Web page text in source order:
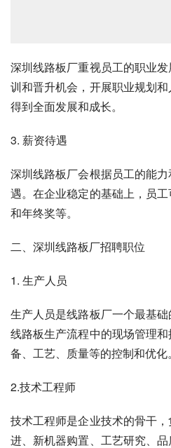
深圳线路板厂重视员工的职业
训和晋升机会，开展职业规划
得到全面发展和成长。
3. 薪资待遇
深圳线路板厂会根据员工的能
遇。在企业稳定的基础上，员
和年终奖等。
二、深圳线路板厂招聘职位
1. 生产人员
生产人员是线路板厂一个最基
线路板生产流程中的现场管理
备、工艺、质量等的控制和优化。
2.技术工程师
技术工程师是企业技术的骨干
进、新机器购置、工艺研究、